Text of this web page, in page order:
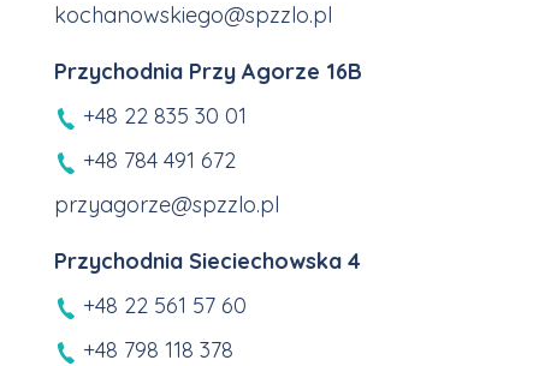
kochanowskiego@spzzlo.pl
Przychodnia Przy Agorze 16B
+48 22 835 30 01
+48 784 491 672
przyagorze@spzzlo.pl
Przychodnia Sieciechowska 4
+48 22 561 57 60
+48 798 118 378